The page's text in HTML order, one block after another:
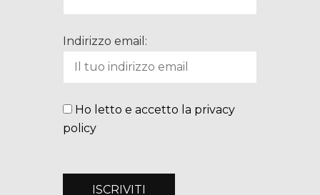
Indirizzo email:
Ho letto e accetto la privacy
policy